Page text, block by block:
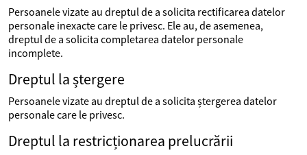
Persoanele vizate au dreptul de a solicita rectificarea datelor
personale inexacte care le privesc. Ele au, de asemenea,
dreptul de a solicita completarea datelor personale
incomplete.
Dreptul la ștergere
Persoanele vizate au dreptul de a solicita ștergerea datelor
personale care le privesc.
Dreptul la restricționarea prelucrării